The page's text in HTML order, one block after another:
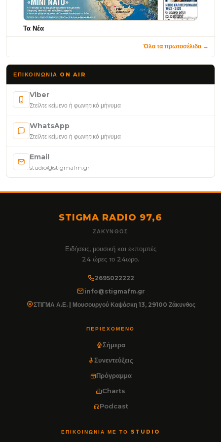
Τα Νέα
Όλα τα πρωτοσέλιδα →
ΕΠΙΚΟΙΝΩΝΊΑ ON AIR
Viber
Στείλτε κείμενο ή φωνητικό μήνυμα
WhatsApp
Στείλτε κείμενο ή φωνητικό μήνυμα
Email
studio@stigmafm.gr
STIGMA RADIO 97,6
ΖΆΚΥΝΘΟΣ
Ειδήσεις, μουσική και εκπομπές
24 ώρες το 24ωρο.
2695022222
info@stigmafm.gr
ΣΤΙΓΜΑ Α.Ε. | Μουσουργού Καψάσκη 13, 29100 Ζάκυνθος
ΠΕΡΙΕΧΌΜΕΝΟ
Σήμερα
Συνεντεύξεις
Πρόγραμμα
Charts
Podcast
ΕΠΙΚΟΙΝΩΝΊΑ ΜΕ ΤΟ STUDIO